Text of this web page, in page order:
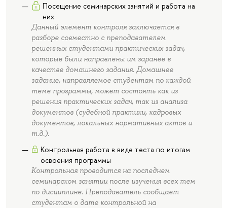
Посещение семинарских занятий и работа на
них
Данный элемент контроля заключается в
разборе совместно с преподавателем
решенных студентами практических задач,
которые были направлены им заранее в
качестве домашнего задания. Домашнее
задание, направляемое студентам по каждой
теме программы, может состоять как из
решения практических задач, так из анализа
документов (судебной практики, кадровых
документов, локальных нормативных актов и
т.д.).
Контрольная работа в виде теста по итогам
освоения программы
Контрольная проводится на последнем
семинарском занятии после изучения всех тем
по дисциплине. Преподаватель сообщает
студентам о дате контрольной на